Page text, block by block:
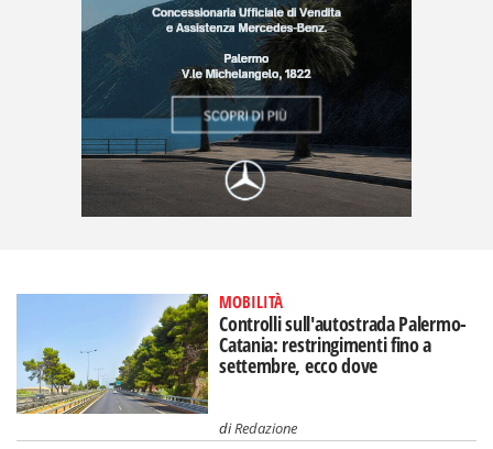
MOBILITÀ
Controlli sull'autostrada Palermo-
Catania: restringimenti fino a
settembre, ecco dove
diRedazione